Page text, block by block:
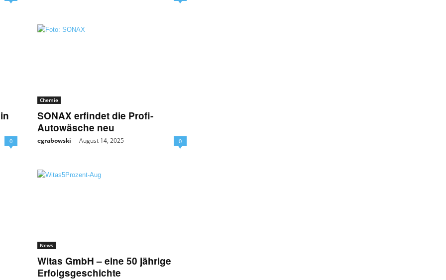
0
Chemie
SONAX erfindet die Profi-
Autowäsche neu
egrabowski - August 14, 2025 0
News
Witas GmbH – eine 50 jährige
Erfolgsgeschichte